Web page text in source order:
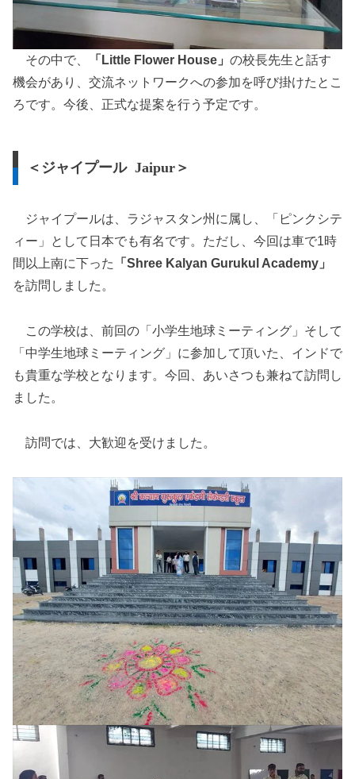
その中で、 「Little Flower House」 の校長先生と話す
機会があり、交流ネットワークへの参加を呼び掛けたとこ
ろです。今後、正式な提案を行う予定です。
＜ジャイプール Jaipur＞
ジャイプールは、ラジャスタン州に属し、「ピンクシテ
ィー」として日本でも有名です。ただし、今回は車で1時
間以上南に下った
「Shree Kalyan Gurukul Academy」
を訪問しました。
この学校は、前回の「小学生地球ミーティング」そして
「中学生地球ミーティング」に参加して頂いた、インドで
も貴重な学校となります。今回、あいさつも兼ねて訪問し
ました。
訪問では、大歓迎を受けました。